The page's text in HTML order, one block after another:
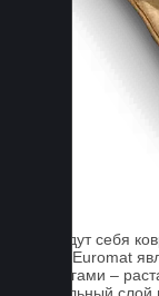
Как ведут себя
Ковры Euromat
под ногами –